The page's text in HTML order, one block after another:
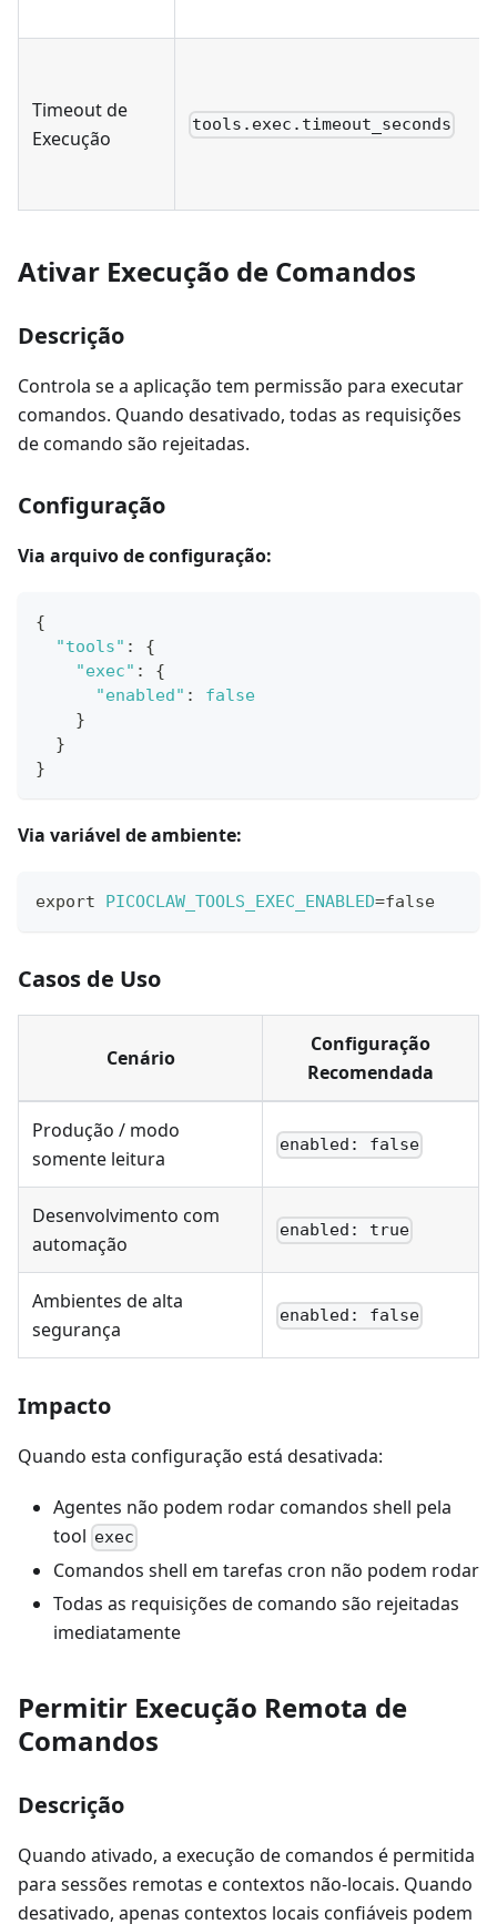
Timeout de
Execução
tools.exec.timeout_seconds
Ativar Execução de Comandos
Descrição
Controla se a aplicação tem permissão para executar
comandos. Quando desativado, todas as requisições
de comando são rejeitadas.
Configuração
Via arquivo de configuração:
{
"tools" :
{
"exec" :
{
"enabled" :
false
}
}
}
Via variável de ambiente:
export PICOCLAW_TOOLS_EXEC_ENABLED=false
Casos de Uso
Cenário
Configuração
Recomendada
Produção / modo
somente leitura
enabled: false
Desenvolvimento com
automação
enabled: true
Ambientes de alta
segurança
enabled: false
Impacto
Quando esta configuração está desativada:
Agentes não podem rodar comandos shell pela
tool exec
Comandos shell em tarefas cron não podem rodar
Todas as requisições de comando são rejeitadas
imediatamente
Permitir Execução Remota de
Comandos
Descrição
Quando ativado, a execução de comandos é permitida
para sessões remotas e contextos não-locais. Quando
desativado, apenas contextos locais confiáveis podem